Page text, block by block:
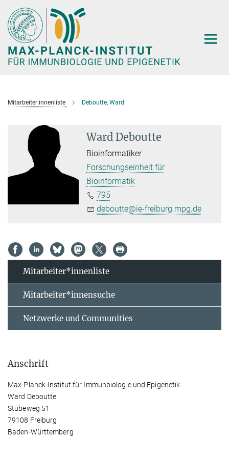
Hauptinhalt
Mitarbeiter:innenliste Deboutte, Ward
Ward Deboutte
Bioinformatiker
Forschungseinheit für
Bioinformatik
795
deboutte@ie-freiburg.mpg.de
Mitarbeiter*innenliste
Mitarbeiter*innensuche
Netzwerke und Communities
Anschrift
Max-Planck-Institut für Immunbiologie und Epigenetik
Ward Deboutte
Stübeweg 51
79108 Freiburg
Baden-Württemberg